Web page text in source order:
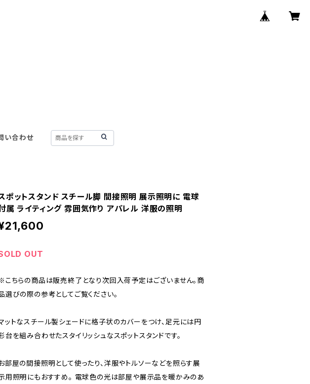
い合わせ
ポットスタンド スチール脚 間接照明 展示照明に 電球
属 ライティング 雰囲気作り アパレル 洋服の照明
OUT
こちらの商品は販売終了となり次回入荷予定はございません。商
選びの際の参考としてご覧ください。
ットなスチール製シェードに格子状のカバーをつけ、足元には円
台を組み合わせたスタイリッシュなスポットスタンドです。
部屋の間接照明として使ったり、洋服やトルソーなどを照らす展
用照明にもおすすめ。 電球色の光は部屋や展示品を暖かみのあ